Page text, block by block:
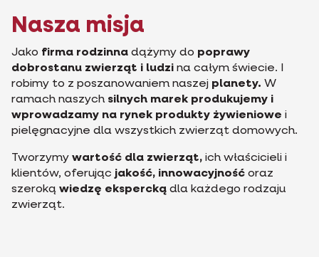
Nasza misja
Jako firma rodzinna dążymy do poprawy
dobrostanu zwierząt i ludzi na całym świecie. I
robimy to z poszanowaniem naszej planety. W
ramach naszych silnych marek produkujemy i
wprowadzamy na rynek produkty żywieniowe i
pielęgnacyjne dla wszystkich zwierząt domowych.
Tworzymy wartość dla zwierząt, ich właścicieli i
klientów, oferując jakość, innowacyjność oraz
szeroką wiedzę ekspercką dla każdego rodzaju
zwierząt.